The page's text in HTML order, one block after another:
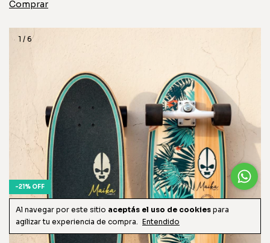
Al navegar por este sitio aceptás el uso de cookies para
agilizar tu experiencia de compra. Entendido
1 / 6
-21% OFF
ENVÍO GRATIS